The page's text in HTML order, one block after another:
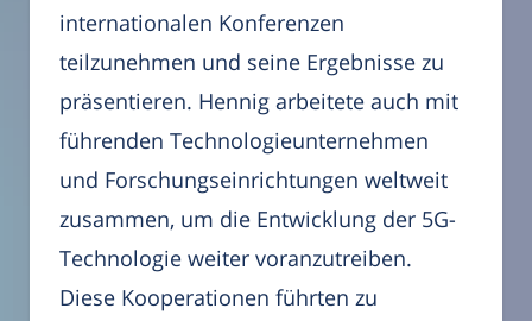
internationalen Konferenzen
teilzunehmen und seine Ergebnisse zu
präsentieren. Hennig arbeitete auch mit
führenden Technologieunternehmen
und Forschungseinrichtungen weltweit
zusammen, um die Entwicklung der 5G-
Technologie weiter voranzutreiben.
Diese Kooperationen führten zu